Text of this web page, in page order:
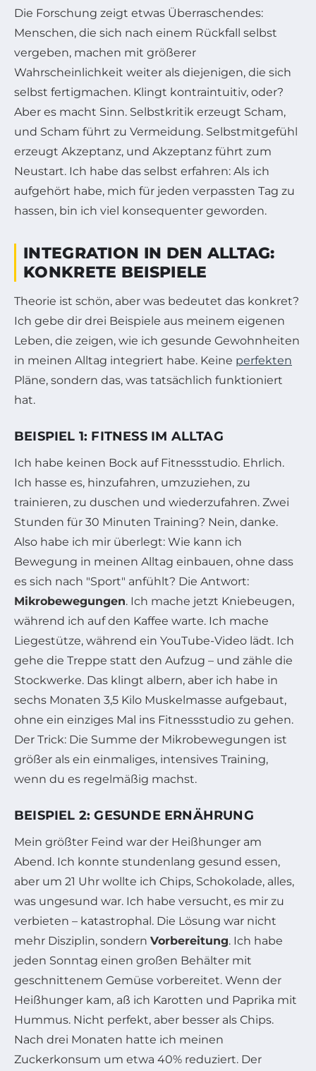
Die Forschung zeigt etwas Überraschendes:
Menschen, die sich nach einem Rückfall selbst
vergeben, machen mit größerer
Wahrscheinlichkeit weiter als diejenigen, die sich
selbst fertigmachen. Klingt kontraintuitiv, oder?
Aber es macht Sinn. Selbstkritik erzeugt Scham,
und Scham führt zu Vermeidung. Selbstmitgefühl
erzeugt Akzeptanz, und Akzeptanz führt zum
Neustart. Ich habe das selbst erfahren: Als ich
aufgehört habe, mich für jeden verpassten Tag zu
hassen, bin ich viel konsequenter geworden.
INTEGRATION IN DEN ALLTAG:
KONKRETE BEISPIELE
Theorie ist schön, aber was bedeutet das konkret?
Ich gebe dir drei Beispiele aus meinem eigenen
Leben, die zeigen, wie ich gesunde Gewohnheiten
in meinen Alltag integriert habe. Keine perfekten
Pläne, sondern das, was tatsächlich funktioniert
hat.
BEISPIEL 1: FITNESS IM ALLTAG
Ich habe keinen Bock auf Fitnessstudio. Ehrlich.
Ich hasse es, hinzufahren, umzuziehen, zu
trainieren, zu duschen und wiederzufahren. Zwei
Stunden für 30 Minuten Training? Nein, danke.
Also habe ich mir überlegt: Wie kann ich
Bewegung in meinen Alltag einbauen, ohne dass
es sich nach "Sport" anfühlt? Die Antwort:
Mikrobewegungen. Ich mache jetzt Kniebeugen,
während ich auf den Kaffee warte. Ich mache
Liegestütze, während ein YouTube-Video lädt. Ich
gehe die Treppe statt den Aufzug – und zähle die
Stockwerke. Das klingt albern, aber ich habe in
sechs Monaten 3,5 Kilo Muskelmasse aufgebaut,
ohne ein einziges Mal ins Fitnessstudio zu gehen.
Der Trick: Die Summe der Mikrobewegungen ist
größer als ein einmaliges, intensives Training,
wenn du es regelmäßig machst.
BEISPIEL 2: GESUNDE ERNÄHRUNG
Mein größter Feind war der Heißhunger am
Abend. Ich konnte stundenlang gesund essen,
aber um 21 Uhr wollte ich Chips, Schokolade, alles,
was ungesund war. Ich habe versucht, es mir zu
verbieten – katastrophal. Die Lösung war nicht
mehr Disziplin, sondern Vorbereitung. Ich habe
jeden Sonntag einen großen Behälter mit
geschnittenem Gemüse vorbereitet. Wenn der
Heißhunger kam, aß ich Karotten und Paprika mit
Hummus. Nicht perfekt, aber besser als Chips.
Nach drei Monaten hatte ich meinen
Zuckerkonsum um etwa 40% reduziert. Der